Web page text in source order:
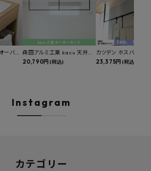
ーバー
ク 選
森田アルミ工業 kacu 天井付
け物干し E型 サイズオーダー
20,790円 (税込)
カツデン ホスバ 天井
物干し 標準サイズ ス
23,375円 (税込)
Instagram
カテゴリー